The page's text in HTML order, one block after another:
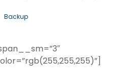
Backup